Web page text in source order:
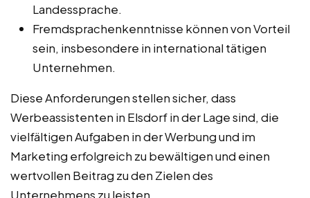
Landessprache.
Fremdsprachenkenntnisse können von Vorteil
sein, insbesondere in international tätigen
Unternehmen.
Diese Anforderungen stellen sicher, dass
Werbeassistenten in Elsdorf in der Lage sind, die
vielfältigen Aufgaben in der Werbung und im
Marketing erfolgreich zu bewältigen und einen
wertvollen Beitrag zu den Zielen des
Unternehmens zu leisten.